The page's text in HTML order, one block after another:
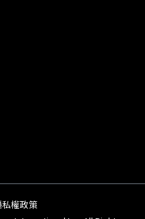
私權政策